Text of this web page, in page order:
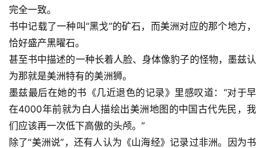
完全一致。
书中记载了一种叫“黑戈”的矿石，而美洲对应的那个地方，
恰好盛产黑曜石。
甚至书中描述的一种长着人脸、身体像豹子的怪物，墨兹认
为那就是美洲特有的美洲狮。
墨兹最后在她的书《几近退色的记录》里感叹道：“对于早
在4000年前就为白人描绘出美洲地图的中国古代先民，我
们应该再一次低下高傲的头颅。”
除了“美洲说”，还有人认为《山海经》记录过非洲。因为书